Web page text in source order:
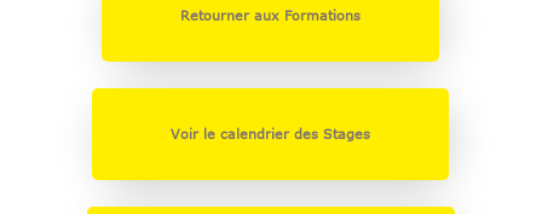
Retourner aux Formations
Voir le calendrier des Stages